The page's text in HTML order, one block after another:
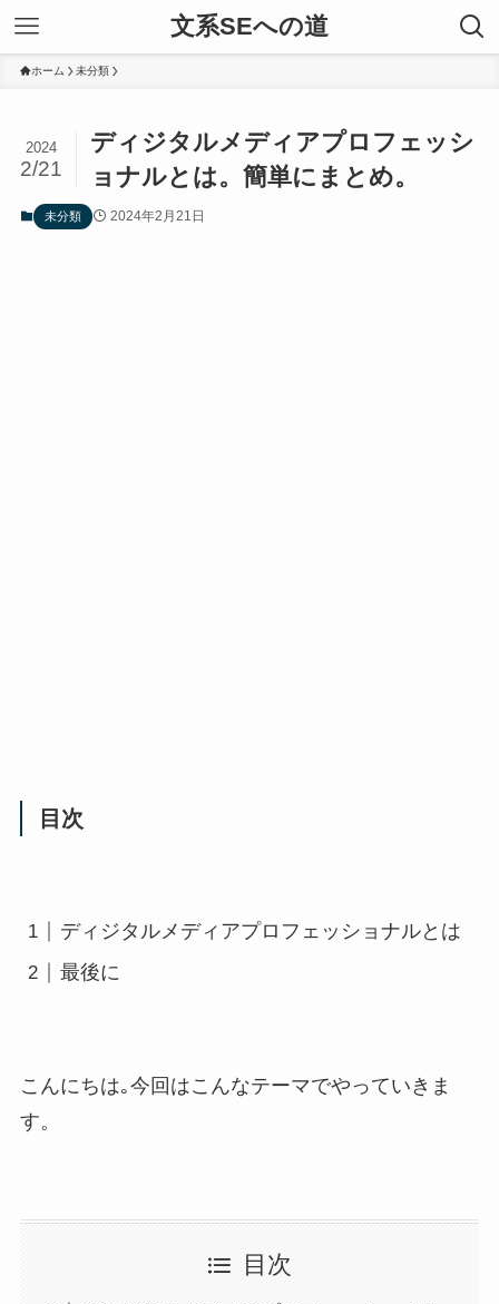
文系SEへの道
ホーム 未分類
ディジタルメディアプロフェッシ
ョナルとは。簡単にまとめ。
2024
2/21
未分類 2024年2月21日
目次
ディジタルメディアプロフェッショナルとは
最後に
こんにちは｡今回はこんなテーマでやっていきま
す。
目次